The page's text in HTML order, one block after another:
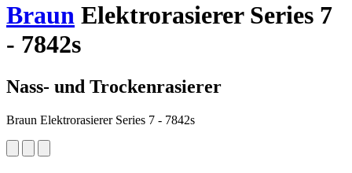
Braun Elektrorasierer Series 7
- 7842s
Nass- und Trockenrasierer
Braun Elektrorasierer Series 7 - 7842s